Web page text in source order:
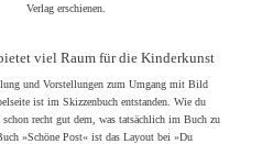
viel Raum für die Kinderkunst
und Vorstellungen zum Umgang mit Bild
ist im Skizzenbuch entstanden. Wie du
schon recht gut dem, was tatsächlich im Buch zu
»Schöne Post« ist das Layout bei »Du